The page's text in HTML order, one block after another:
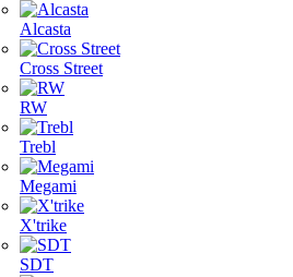
Alcasta
Cross Street
RW
Trebl
Megami
X'trike
SDT